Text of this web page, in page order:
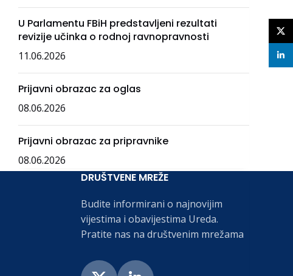
U Parlamentu FBiH predstavljeni rezultati
revizije učinka o rodnoj ravnopravnosti
11.06.2026
Prijavni obrazac za oglas
08.06.2026
Prijavni obrazac za pripravnike
08.06.2026
DRUŠTVENE MREŽE
Budite informirani o najnovijim
vijestima i obavijestima Ureda.
Pratite nas na društvenim mrežama